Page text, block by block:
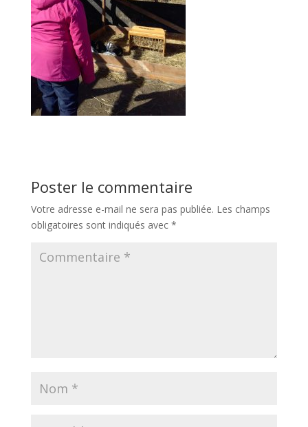
Poster le commentaire
Votre adresse e-mail ne sera pas publiée. Les champs
obligatoires sont indiqués avec *